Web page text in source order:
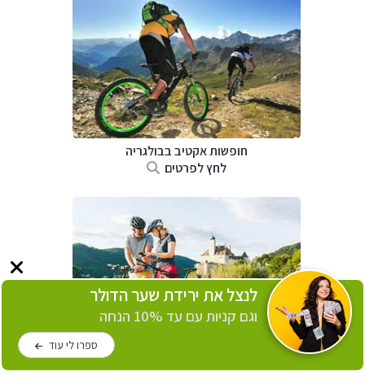
חופשות אקטיב בבולגריה
לחץ לפרטים
לחץ לפרטים
לנצל את ירידת שער הדולר
וגם קניות עם עד 10% הנחה
ספרו לי עוד